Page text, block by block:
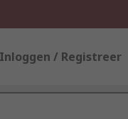
Inloggen / Registreer